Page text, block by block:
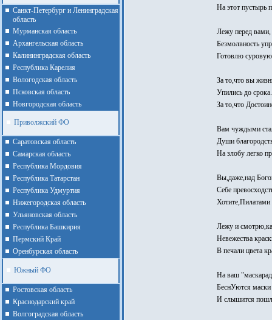
Санкт-Петербург и Ленинградская
область
Мурманская область
Архангельская область
Калининградская область
Республика Карелия
Вологодская область
Псковская область
Новгородская область
Приволжский ФО
Cаратовская область
Cамарская область
Республика Мордовия
Республика Татарстан
Республика Удмуртия
Нижегородская область
Ульяновская область
Республика Башкирия
Пермский Край
Оренбурская область
Южный ФО
Ростовская область
Краснодарский край
Волгоградская область
На этот пустырь
Лежу перед вами,
Безмолвность
Готовлю
За то,что вы
Упились до срока.
За то,что
Вам чуждыми
Души
На злобу легко
Вы,даже,над
Себе
Хотите,Пилатами
Лежу и
Невежества
В печали цвета
На ваш
БеснУются маски
И слышится